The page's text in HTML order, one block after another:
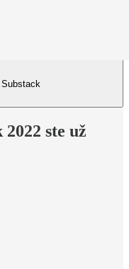
Substack
ste už